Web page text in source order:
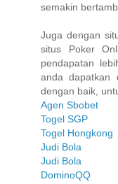
semakin
Juga dengan
situs Poker
pendapatan
anda dapatkan
dengan baik,
Agen Sbobet
Togel SGP
Togel Hongkong
Judi Bola
Judi Bola
DominoQQ